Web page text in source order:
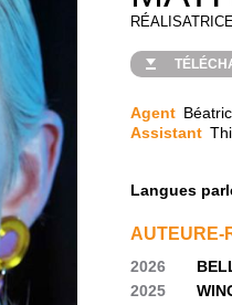
Agent
Assistant
Langues
AUTEURE-
2026
2025